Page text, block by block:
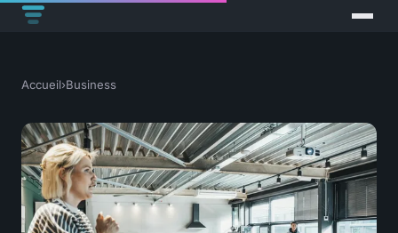
Accueil›Business